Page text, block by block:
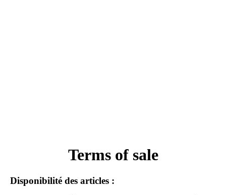
Terms of sale
Disponibilité des articles :